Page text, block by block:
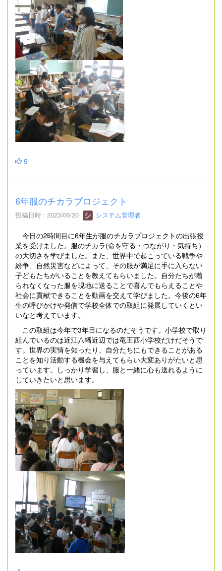
5
6年服のチカラプロジェクト
投稿日時 : 2023/06/20 システム管理者
今日の2時間目に6年生が服のチカラプロジェクトの出張授
業を受けました。服のチカラ(命を守る・つながり・気持ち）
の大切さを学びました。また、世界中で起こっている戦争や
紛争、自然災害などによって、その服が満足に手に入らない
子どもたちがいることを教えてもらいました。自分たちが着
られなくなった服を現地に送ることで喜んでもらえることや
社会に貢献できることを動画を交えて学びました。今後の6年
生の呼びかけや発信で学校全体での取組に発展していくとい
いなと考えています。
この取組は今年で3年目になるのだそうです。小学校で取り
組んでいるのは近江八幡近辺では竜王西小学校だけだそうで
す。世界の実情を知ったり、自分たちにもできることがある
ことを知り活動する機会を与えてもらい大変ありがたいと思
っています。しっかり学習し、服と一緒に心も送れるように
していきたいと思います。